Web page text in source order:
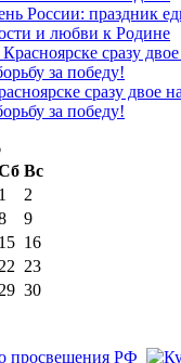
России: праздник
и любви к Родине
сразу двое
за победу!
Вс
1
2
9
15 16
22 23
29 30